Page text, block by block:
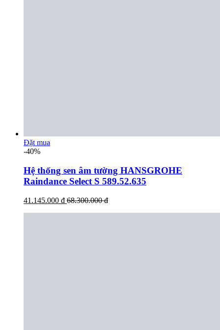
Đặt mua
-40%
Hệ thống sen âm tường HANSGROHE
Raindance Select S 589.52.635
41.145.000 đ 68.300.000 đ